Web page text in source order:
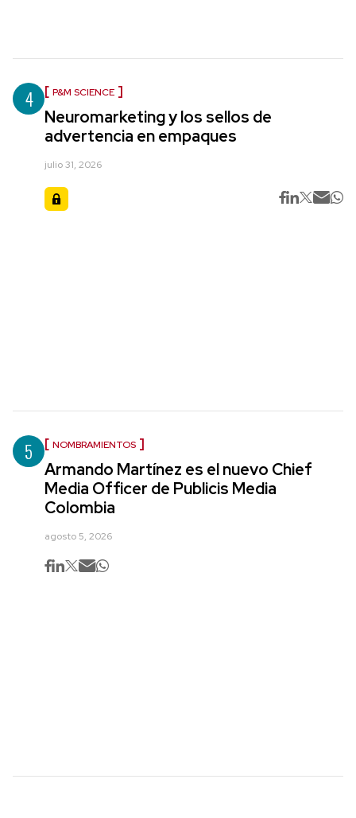
4 P&M SCIENCE
Neuromarketing y los sellos de
advertencia en empaques
julio 31, 2026
5 NOMBRAMIENTOS
Armando Martínez es el nuevo Chief
Media Officer de Publicis Media
Colombia
agosto 5, 2026